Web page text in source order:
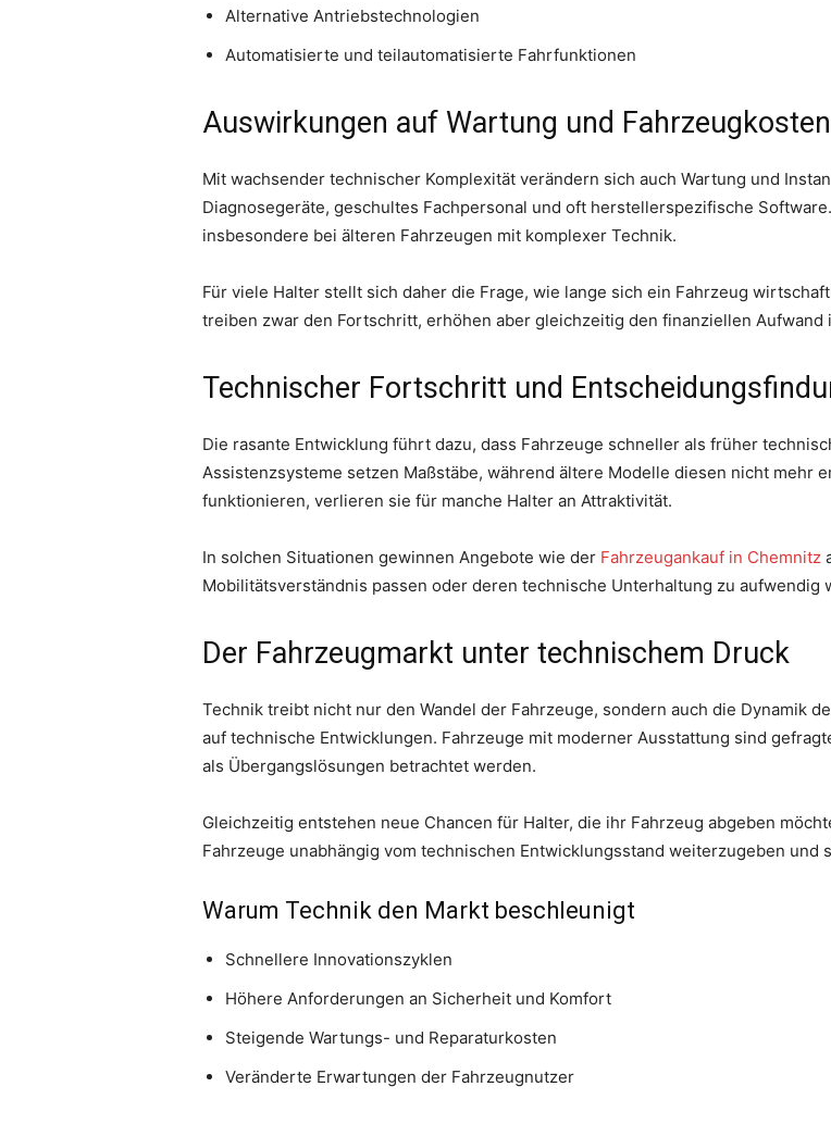
Alternative Antriebstechnologien
Automatisierte und teilautomatisierte Fahrfunktionen
Auswirkungen auf Wartung und Fahrzeugkosten
Mit wachsender technischer Komplexität verändern sich auch Wartung und
Diagnosegeräte, geschultes Fachpersonal und oft herstellerspezifische
insbesondere bei älteren Fahrzeugen mit komplexer Technik.
Für viele Halter stellt sich daher die Frage, wie lange sich ein Fahrzeug
treiben zwar den Fortschritt, erhöhen aber gleichzeitig den finanziellen Aufwand
Technischer Fortschritt und
Die rasante Entwicklung führt dazu, dass Fahrzeuge schneller als früher
Assistenzsysteme setzen Maßstäbe, während ältere Modelle diesen nicht mehr
funktionieren, verlieren sie für manche Halter an Attraktivität.
In solchen Situationen gewinnen Angebote wie der Fahrzeugankauf in Chemnitz
Mobilitätsverständnis passen oder deren technische Unterhaltung zu
Der Fahrzeugmarkt unter technischem Druck
Technik treibt nicht nur den Wandel der Fahrzeuge, sondern auch die Dynamik
auf technische Entwicklungen. Fahrzeuge mit moderner Ausstattung sind
als Übergangslösungen betrachtet werden.
Gleichzeitig entstehen neue Chancen für Halter, die ihr Fahrzeug abgeben
Fahrzeuge unabhängig vom technischen Entwicklungsstand weiterzugeben und
Warum Technik den Markt beschleunigt
Schnellere Innovationszyklen
Höhere Anforderungen an Sicherheit und Komfort
Steigende Wartungs- und Reparaturkosten
Veränderte Erwartungen der Fahrzeugnutzer